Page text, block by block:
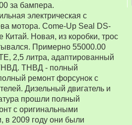
за бампера.
электрическая с
мотора. Come-Up Seal DS-
Китай. Новая, из коробки, трос
Примерно 55000.00
2,5 литра, адаптированный
ТНВД - полный
ремонт форсунок с
Дизельный двигатель и
прошли полный
с оригинальными
в 2009 году они были